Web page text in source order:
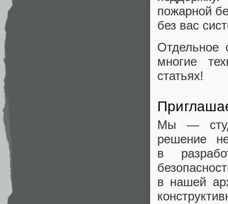
пожарной
без вас
Отдельное
многие
статьях!
Мы —
решение
в
в нашей